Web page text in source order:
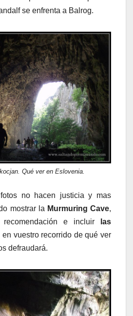
se enfrenta a Balrog.
Qué ver en Eslovenia.
no hacen justicia y mas
mostrar la Murmuring Cave,
e incluir las
en vuestro recorrido de qué ver
defraudará.